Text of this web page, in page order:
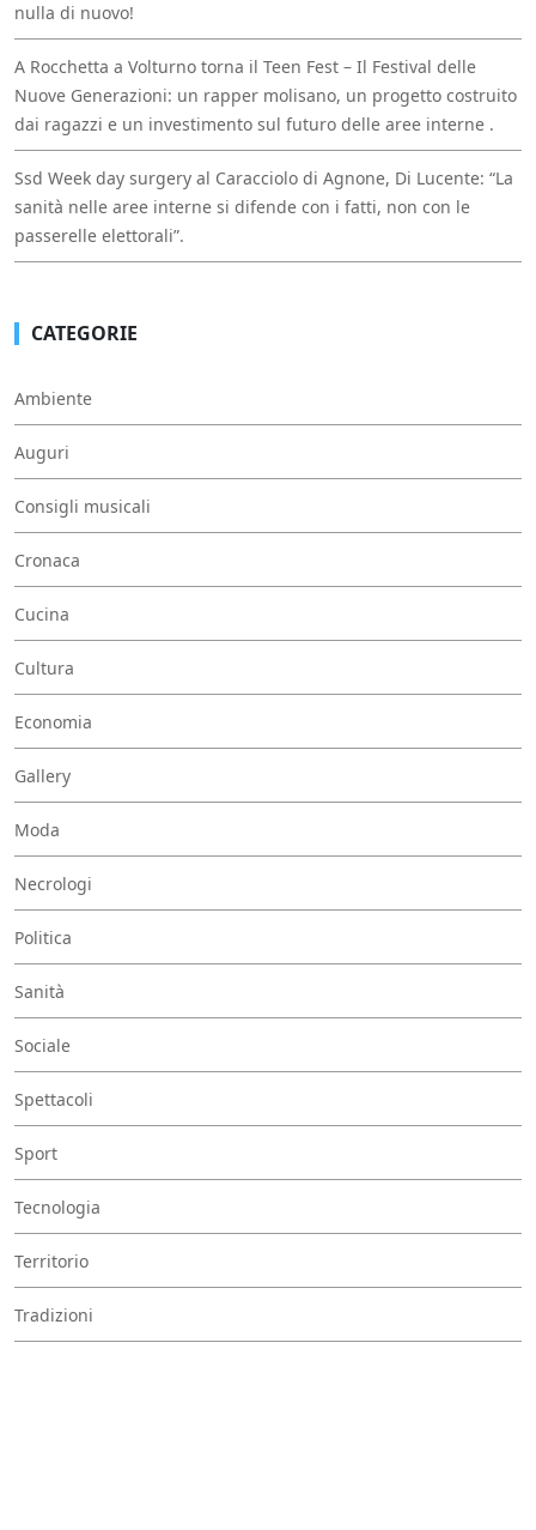
nulla di nuovo!
A Rocchetta a Volturno torna il Teen Fest – Il Festival delle
Nuove Generazioni: un rapper molisano, un progetto costruito
dai ragazzi e un investimento sul futuro delle aree interne .
Ssd Week day surgery al Caracciolo di Agnone, Di Lucente: “La
sanità nelle aree interne si difende con i fatti, non con le
passerelle elettorali”.
CATEGORIE
Ambiente
Auguri
Consigli musicali
Cronaca
Cucina
Cultura
Economia
Gallery
Moda
Necrologi
Politica
Sanità
Sociale
Spettacoli
Sport
Tecnologia
Territorio
Tradizioni